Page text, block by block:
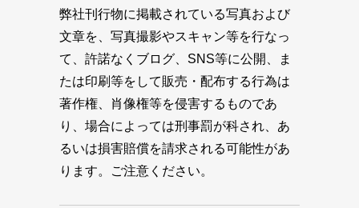
弊社刊行物に掲載されている写真および
文章を、写真撮影やスキャン等を行なっ
て、許諾なくブログ、SNS等に公開、ま
たは印刷等をして販売・配布する行為は
著作権、肖像権等を侵害するものであ
り、場合によっては刑事罰が科され、あ
るいは損害賠償を請求される可能性があ
ります。ご注意ください。